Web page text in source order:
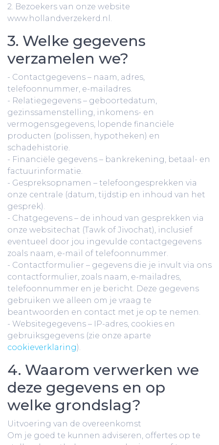
2. Bezoekers van onze website
www.hollandverzekerd.nl.
3. Welke gegevens
verzamelen we?
- Contactgegevens – naam, adres,
telefoonnummer, e-mailadres.
- Relatiegegevens – geboortedatum,
gezinssamenstelling, inkomens- en
vermogensgegevens, lopende financiële
producten (polissen, hypotheken) en
schadehistorie.
- Financiële gegevens – bankrekening, betaal- en
factuurinformatie.
- Gespreksopnamen – telefoongesprekken via
onze centrale (datum, tijdstip en inhoud van het
gesprek).
- Chatgegevens – de inhoud van gesprekken via
onze websitechat (Tawk of Jivochat), inclusief
eventueel door jou ingevulde contactgegevens
zoals naam, e-mail of telefoonnummer.
- Contactformulier – gegevens die je invult via ons
contactformulier, zoals naam, e-mailadres,
telefoonnummer en je bericht. Deze gegevens
gebruiken we alleen om je vraag te
beantwoorden en contact met je op te nemen.
- Websitegegevens – IP-adres, cookies en
gebruiksgegevens (zie onze aparte
cookieverklaring).
4. Waarom verwerken we
deze gegevens en op
welke grondslag?
Uitvoering van de overeenkomst
Om je goed te kunnen adviseren, offertes op te